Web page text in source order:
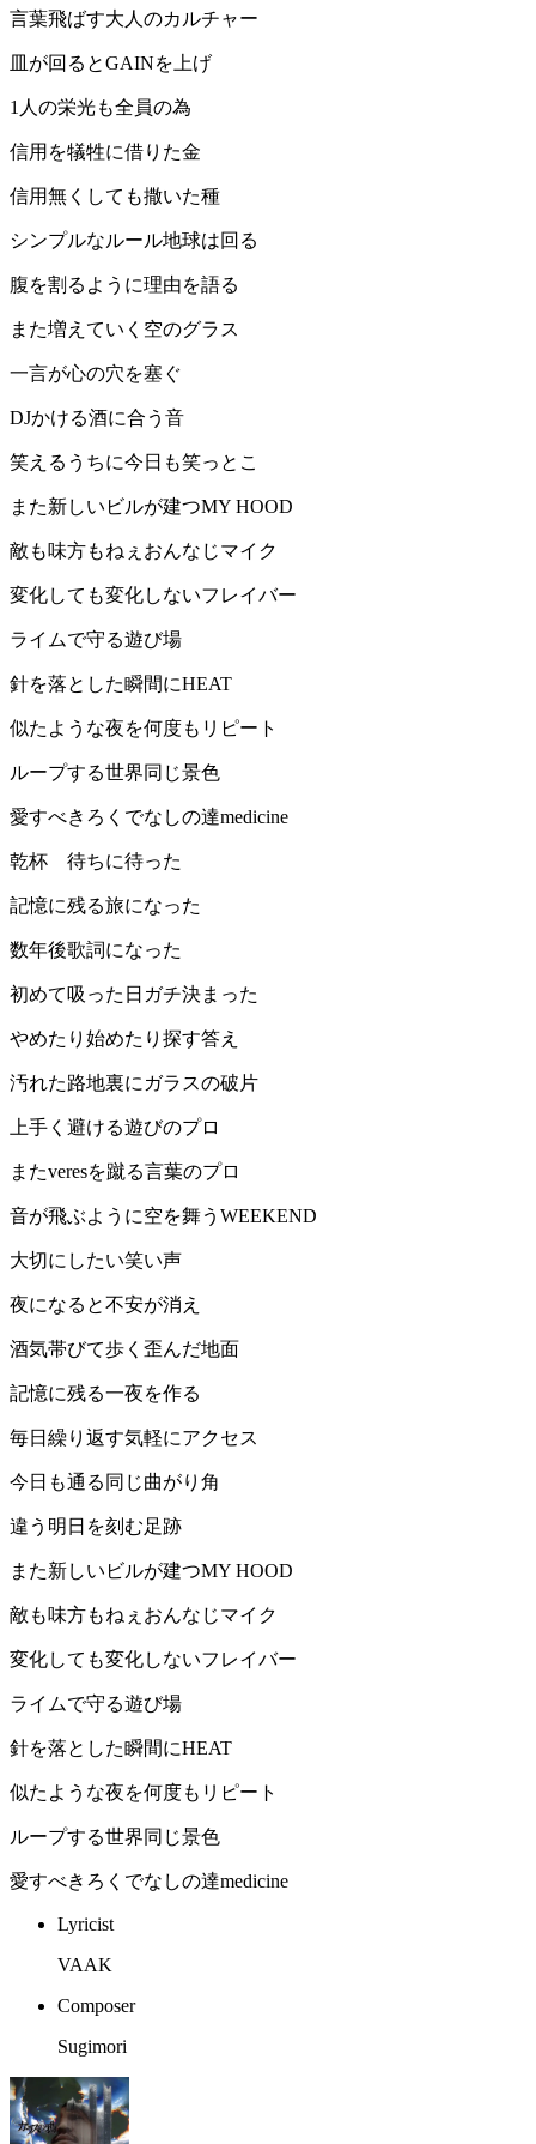
言葉飛ばす大人のカルチャー
皿が回るとGAINを上げ
1人の栄光も全員の為
信用を犠牲に借りた金
信用無くしても撒いた種
シンプルなルール地球は回る
腹を割るように理由を語る
また増えていく空のグラス
一言が心の穴を塞ぐ
DJかける酒に合う音
笑えるうちに今日も笑っとこ
また新しいビルが建つMY HOOD
敵も味方もねぇおんなじマイク
変化しても変化しないフレイバー
ライムで守る遊び場
針を落とした瞬間にHEAT
似たような夜を何度もリピート
ループする世界同じ景色
愛すべきろくでなしの達medicine
乾杯 待ちに待った
記憶に残る旅になった
数年後歌詞になった
初めて吸った日ガチ決まった
やめたり始めたり探す答え
汚れた路地裏にガラスの破片
上手く避ける遊びのプロ
またveresを蹴る言葉のプロ
音が飛ぶように空を舞うWEEKEND
大切にしたい笑い声
夜になると不安が消え
酒気帯びて歩く歪んだ地面
記憶に残る一夜を作る
毎日繰り返す気軽にアクセス
今日も通る同じ曲がり角
違う明日を刻む足跡
また新しいビルが建つMY HOOD
敵も味方もねぇおんなじマイク
変化しても変化しないフレイバー
ライムで守る遊び場
針を落とした瞬間にHEAT
似たような夜を何度もリピート
ループする世界同じ景色
愛すべきろくでなしの達medicine
Lyricist
VAAK
Composer
Sugimori